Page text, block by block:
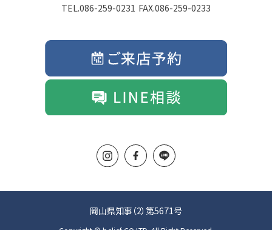
086-259-0231
086-259-0233
岡山県知事（2）第5671号